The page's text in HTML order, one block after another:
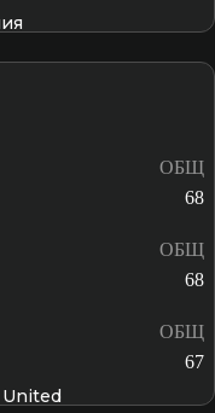
ОБЩ
68
ОБЩ
68
ОБЩ
67